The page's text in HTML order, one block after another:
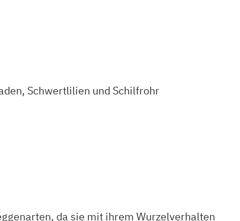
Schwertlilien und Schilfrohr
da sie mit ihrem Wurzelverhalten